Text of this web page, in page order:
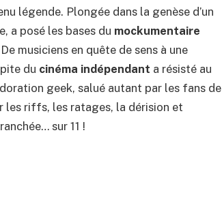
légende. Plongée dans la genèse d’un
a posé les bases du mockumentaire
musiciens en quête de sens à une
du cinéma indépendant a résisté au
geek, salué autant par les fans de
les riffs, les ratages, la dérision et
sur 11 !